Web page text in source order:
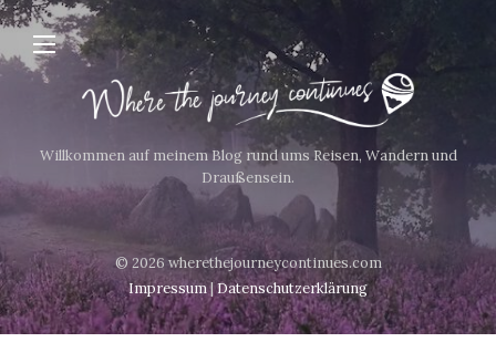
Willkommen auf meinem Blog rund ums Reisen, Wandern und
Draußensein.
© 2026 wherethejourneycontinues.com
Impressum|Datenschutzerklärung